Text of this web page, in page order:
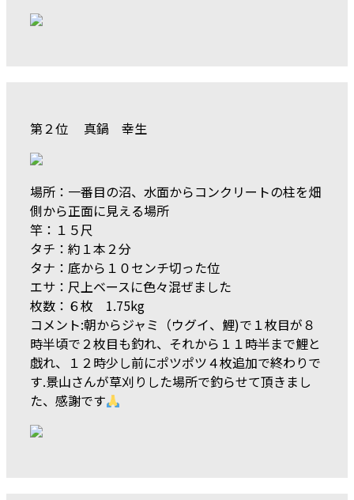
第２位 真鍋 幸生
場所：一番目の沼、水面からコンクリートの柱を畑
側から正面に見える場所
竿：１５尺
タチ：約１本２分
タナ：底から１０センチ切った位
エサ：尺上ベースに色々混ぜました
枚数：６枚 1.75kg
コメント:朝からジャミ（ウグイ、鯉)で１枚目が８
時半頃で２枚目も釣れ、それから１１時半まで鯉と
戯れ、１２時少し前にポツポツ４枚追加で終わりで
す.景山さんが草刈りした場所で釣らせて頂きまし
た、感謝です